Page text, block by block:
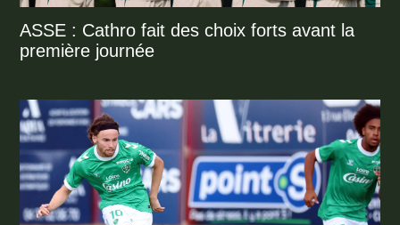
ASSE : Cathro fait des choix forts avant la
première journée